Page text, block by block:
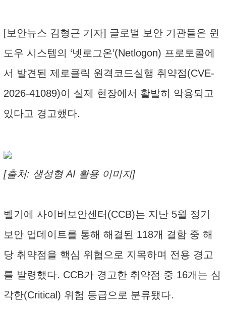
[보안뉴스 김형근 기자] 글로벌 보안 기관들은 윈
도우 시스템의 ‘넷로그온’(Netlogon) 프로토콜에
서 발견된 제로클릭 원격코드실행 취약점(CVE-
2026-41089)이 실제 현장에서 활발히 악용되고
있다고 경고했다.
[출처: 생성형 AI 활용 이미지]
벨기에 사이버보안센터(CCB)는 지난 5월 정기
보안 업데이트를 통해 해결된 118개 결함 중 해
당 취약점을 핵심 위협으로 지목하며 전용 경고
를 발령했다. CCB가 경고한 취약점 중 16개는 심
각한(Critical) 위험 등급으로 분류됐다.